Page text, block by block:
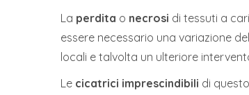
La perdita o necrosi di tessuti a
essere necessario una variazione
locali e talvolta un ulteriore
Le cicatrici imprescindibili di